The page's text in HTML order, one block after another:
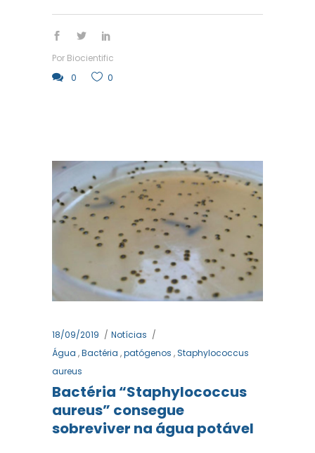
Por Biocientific
0
0
18/09/2019
Notícias
Água ,Bactéria ,patógenos ,Staphylococcus
aureus
Bactéria “Staphylococcus
aureus” consegue
sobreviver na água potável